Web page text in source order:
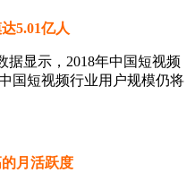
5.01亿人
显示，2018年中国短视频
国短视频行业用户规模仍将
月活跃度